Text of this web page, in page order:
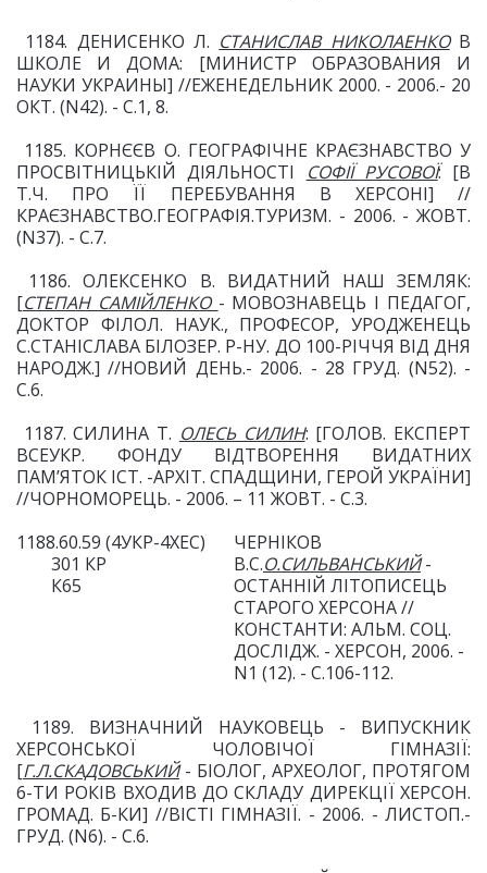
1184. ДЕНИСЕНКО Л. СТАНИСЛАВ НИКОЛАЕНКОВ
ШКОЛЕ И ДОМА: [МИНИСТР ОБРАЗОВАНИЯ И
НАУКИ УКРАИНЫ] //ЕЖЕНЕДЕЛЬНИК 2000. - 2006.- 20
ОКТ. (N42). - С.1, 8.
1185. КОРНЄЄВ О. ГЕОГРАФІЧНЕ КРАЄЗНАВСТВО У
ПРОСВІТНИЦЬКІЙ ДІЯЛЬНОСТІ
СОФІЇ РУСОВОЇ: [В
Т.Ч. ПРО ЇЇ ПЕРЕБУВАННЯ В ХЕРСОНІ] //
КРАЄЗНАВСТВО.ГЕОГРАФІЯ.ТУРИЗМ. - 2006. - ЖОВТ.
(N37). - С.7.
1186. ОЛЕКСЕНКО В. ВИДАТНИЙ НАШ ЗЕМЛЯК:
[СТЕПАН САМІЙЛЕНКО - МОВОЗНАВЕЦЬ І ПЕДАГОГ,
ДОКТОР ФІЛОЛ. НАУК., ПРОФЕСОР, УРОДЖЕНЕЦЬ
С.СТАНІСЛАВА БІЛОЗЕР. Р-НУ. ДО 100-РІЧЧЯ ВІД ДНЯ
НАРОДЖ.] //НОВИЙ ДЕНЬ.- 2006. - 28 ГРУД. (N52). -
С.6.
1187. СИЛИНА Т. ОЛЕСЬ СИЛИН: [ГОЛОВ. ЕКСПЕРТ
ВСЕУКР. ФОНДУ ВІДТВОРЕННЯ ВИДАТНИХ
ПАМ’ЯТОК ІСТ. -АРХІТ. СПАДЩИНИ, ГЕРОЙ УКРАЇНИ]
//ЧОРНОМОРЕЦЬ. - 2006. – 11 ЖОВТ. - С.3.
1188.60.59 (4УКР-4ХЕС)
301 КР
К65
ЧЕРНІКОВ
В.С.О.СИЛЬВАНСЬКИЙ-
ОСТАННІЙ ЛІТОПИСЕЦЬ
СТАРОГО ХЕРСОНА //
КОНСТАНТИ: АЛЬМ. СОЦ.
ДОСЛІДЖ. - ХЕРСОН, 2006. -
N1 (12). - С.106-112.
1189. ВИЗНАЧНИЙ НАУКОВЕЦЬ - ВИПУСКНИК
ХЕРСОНСЬКОЇ ЧОЛОВІЧОЇ ГІМНАЗІЇ:
[Г.Л.СКАДОВСЬКИЙ- БІОЛОГ, АРХЕОЛОГ, ПРОТЯГОМ
6-ТИ РОКІВ ВХОДИВ ДО СКЛАДУ ДИРЕКЦІЇ ХЕРСОН.
ГРОМАД. Б-КИ] //ВІСТІ ГІМНАЗІЇ. - 2006. - ЛИСТОП.-
ГРУД. (N6). - С.6.